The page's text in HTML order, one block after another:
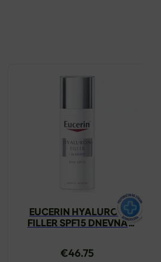
EUCERIN HYALURON
FILLER SPF15 DNEVNA
€46.75